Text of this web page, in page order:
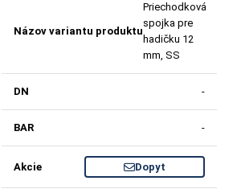
Priechodková
spojka pre
hadičku 12
mm, SS
-
-
Dopyt